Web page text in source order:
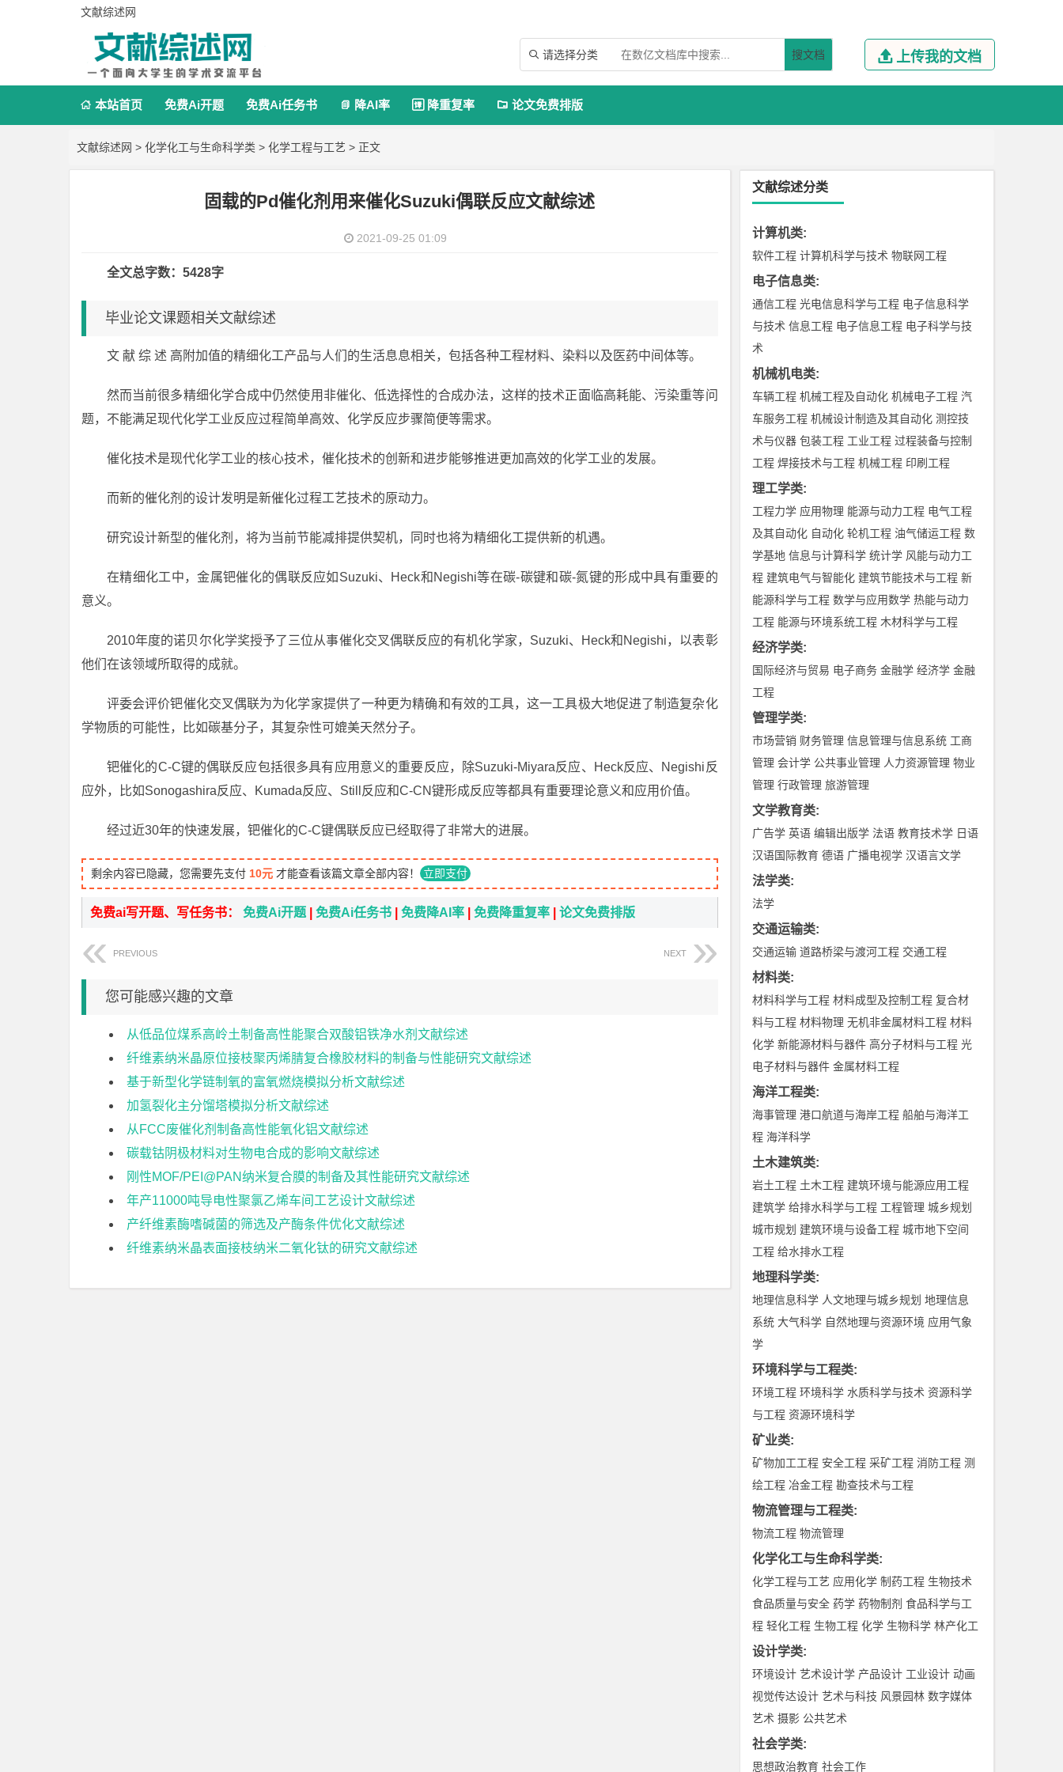
文献综述网
 请选择分类 搜文档  上传我的文档
 本站首页 免费Ai开题 免费Ai任务书  降AI率  降重复率  论文免费排版
文献综述网 > 化学化工与生命科学类 > 化学工程与工艺 > 正文
固载的Pd催化剂用来催化Suzuki偶联反应文献综述
2021-09-25 01:09
全文总字数：5428字
毕业论文课题相关文献综述
文 献 综 述 高附加值的精细化工产品与人们的生活息息相关，包括各种工程材料、染料以及医药中间体等。
然而当前很多精细化学合成中仍然使用非催化、低选择性的合成办法，这样的技术正面临高耗能、污染重等问
题，不能满足现代化学工业反应过程简单高效、化学反应步骤简便等需求。
催化技术是现代化学工业的核心技术，催化技术的创新和进步能够推进更加高效的化学工业的发展。
而新的催化剂的设计发明是新催化过程工艺技术的原动力。
研究设计新型的催化剂，将为当前节能减排提供契机，同时也将为精细化工提供新的机遇。
在精细化工中，金属钯催化的偶联反应如Suzuki、Heck和Negishi等在碳-碳键和碳-氮键的形成中具有重要的
意义。
2010年度的诺贝尔化学奖授予了三位从事催化交叉偶联反应的有机化学家，Suzuki、Heck和Negishi，以表彰
他们在该领域所取得的成就。
评委会评价钯催化交叉偶联为为化学家提供了一种更为精确和有效的工具，这一工具极大地促进了制造复杂化
学物质的可能性，比如碳基分子，其复杂性可媲美天然分子。
钯催化的C-C键的偶联反应包括很多具有应用意义的重要反应，除Suzuki-Miyara反应、Heck反应、Negishi反
应外，比如Sonogashira反应、Kumada反应、Still反应和C-CN键形成反应等都具有重要理论意义和应用价值。
经过近30年的快速发展，钯催化的C-C键偶联反应已经取得了非常大的进展。
剩余内容已隐藏，您需要先支付 10元 才能查看该篇文章全部内容！ 立即支付
免费ai写开题、写任务书： 免费Ai开题 免费Ai任务书 免费降AI率 免费降重复率 论文免费排版
PREVIOUS NEXT
您可能感兴趣的文章
从低品位煤系高岭土制备高性能聚合双酸铝铁净水剂文献综述
纤维素纳米晶原位接枝聚丙烯腈复合橡胶材料的制备与性能研究文献综述
基于新型化学链制氧的富氧燃烧模拟分析文献综述
加氢裂化主分馏塔模拟分析文献综述
从FCC废催化剂制备高性能氧化铝文献综述
碳载钴阴极材料对生物电合成的影响文献综述
刚性MOF/PEI@PAN纳米复合膜的制备及其性能研究文献综述
年产11000吨导电性聚氯乙烯车间工艺设计文献综述
产纤维素酶嗜碱菌的筛选及产酶条件优化文献综述
纤维素纳米晶表面接枝纳米二氧化钛的研究文献综述
文献综述分类
计算机类:
软件工程 计算机科学与技术 物联网工程
电子信息类:
通信工程 光电信息科学与工程 电子信息科学
与技术 信息工程 电子信息工程 电子科学与技
术
机械机电类:
车辆工程 机械工程及自动化 机械电子工程 汽
车服务工程 机械设计制造及其自动化 测控技
术与仪器 包装工程 工业工程 过程装备与控制
工程 焊接技术与工程 机械工程 印刷工程
理工学类:
工程力学 应用物理 能源与动力工程 电气工程
及其自动化 自动化 轮机工程 油气储运工程 数
学基地 信息与计算科学 统计学 风能与动力工
程 建筑电气与智能化 建筑节能技术与工程 新
能源科学与工程 数学与应用数学 热能与动力
工程 能源与环境系统工程 木材科学与工程
经济学类:
国际经济与贸易 电子商务 金融学 经济学 金融
工程
管理学类:
市场营销 财务管理 信息管理与信息系统 工商
管理 会计学 公共事业管理 人力资源管理 物业
管理 行政管理 旅游管理
文学教育类:
广告学 英语 编辑出版学 法语 教育技术学 日语
汉语国际教育 德语 广播电视学 汉语言文学
法学类:
法学
交通运输类:
交通运输 道路桥梁与渡河工程 交通工程
材料类:
材料科学与工程 材料成型及控制工程 复合材
料与工程 材料物理 无机非金属材料工程 材料
化学 新能源材料与器件 高分子材料与工程 光
电子材料与器件 金属材料工程
海洋工程类:
海事管理 港口航道与海岸工程 船舶与海洋工
程 海洋科学
土木建筑类:
岩土工程 土木工程 建筑环境与能源应用工程
建筑学 给排水科学与工程 工程管理 城乡规划
城市规划 建筑环境与设备工程 城市地下空间
工程 给水排水工程
地理科学类:
地理信息科学 人文地理与城乡规划 地理信息
系统 大气科学 自然地理与资源环境 应用气象
学
环境科学与工程类:
环境工程 环境科学 水质科学与技术 资源科学
与工程 资源环境科学
矿业类:
矿物加工工程 安全工程 采矿工程 消防工程 测
绘工程 冶金工程 勘查技术与工程
物流管理与工程类:
物流工程 物流管理
化学化工与生命科学类:
化学工程与工艺 应用化学 制药工程 生物技术
食品质量与安全 药学 药物制剂 食品科学与工
程 轻化工程 生物工程 化学 生物科学 林产化工
设计学类:
环境设计 艺术设计学 产品设计 工业设计 动画
视觉传达设计 艺术与科技 风景园林 数字媒体
艺术 摄影 公共艺术
社会学类:
思想政治教育 社会工作